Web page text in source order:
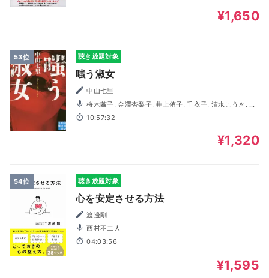
¥1,650
53位 聴き放題対象
嗤う淑女
中山七里
桜木繭子, 金澤杏梨子, 井上侑子, 千衣子, 清水こうき, 林
重吾, 榎本貴文, 久場寿幸, 西村不二人
10:57:32
¥1,320
54位 聴き放題対象
心を安定させる方法
渡邊剛
西村不二人
04:03:56
¥1,595